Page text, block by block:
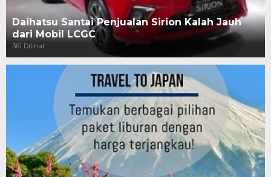
Daihatsu Santai Penjualan Sirion Kalah Jauh
dari Mobil LCGC
361 Dilihat